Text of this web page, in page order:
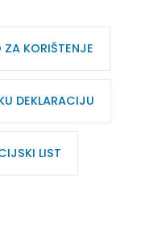
KORIŠTENJE
DEKLARACIJU
LIST